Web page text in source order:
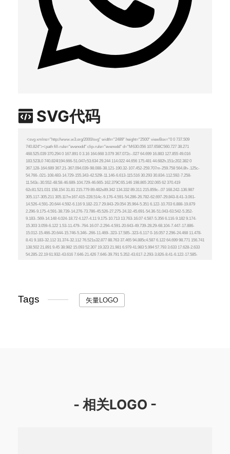
SVG代码
Tags 矢量LOGO
- 相关LOGO -